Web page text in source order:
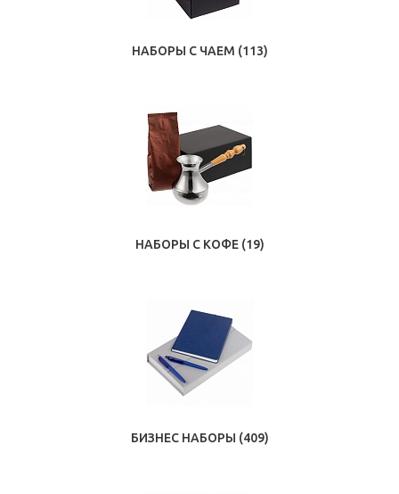
НАБОРЫ С ЧАЕМ (113)
НАБОРЫ С КОФЕ (19)
БИЗНЕС НАБОРЫ (409)